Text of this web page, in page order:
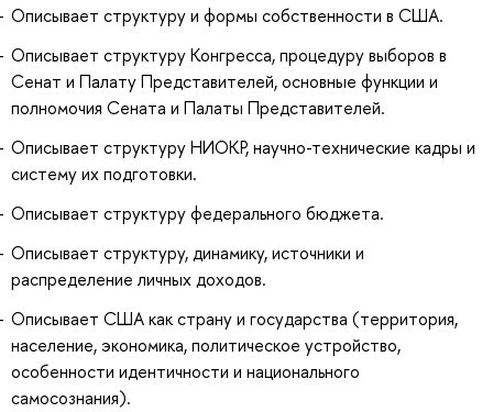
Описывает структуру и формы собственности в США.
Описывает структуру Конгресса, процедуру выборов в
Сенат и Палату Представителей, основные функции и
полномочия Сената и Палаты Представителей.
Описывает структуру НИОКР, научно-технические кадры и
систему их подготовки.
Описывает структуру федерального бюджета.
Описывает структуру, динамику, источники и
распределение личных доходов.
Описывает США как страну и государства (территория,
население, экономика, политическое устройство,
особенности идентичности и национального
самосознания).